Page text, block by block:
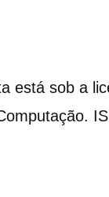
está sob a